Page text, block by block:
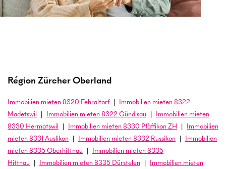
Région Zürcher Oberland
Immobilien mieten8320 Fehraltorf Immobilien mieten8322
Madetswil
Immobilien mieten8322 Gündisau Immobilien mieten
8330 Hermatswil Immobilien mieten8330 Pfäffikon ZH
Immobilien
mieten8331 Auslikon Immobilien mieten8332 Russikon
Immobilien
mieten8335Oberhittnau Immobilien mieten8335
Hittnau
Immobilien mieten8335 Dürstelen Immobilien mieten